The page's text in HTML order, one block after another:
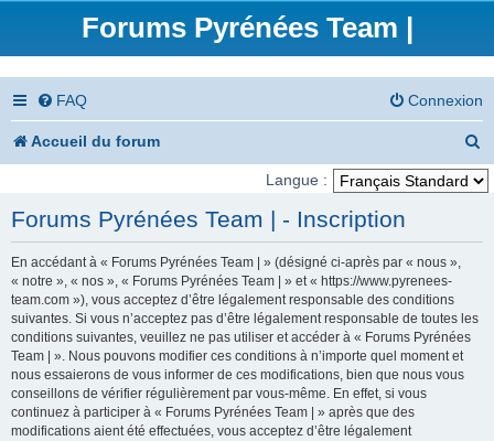
Forums Pyrénées Team |
FAQ Connexion
Accueil du forum
e
h
Langue :
Forums Pyrénées Team | - Inscription
En accédant à « Forums Pyrénées Team | » (désigné ci-après par « nous »,
« notre », « nos », « Forums Pyrénées Team | » et « https://www.pyrenees-
team.com »), vous acceptez d’être légalement responsable des conditions
suivantes. Si vous n’acceptez pas d’être légalement responsable de toutes les
conditions suivantes, veuillez ne pas utiliser et accéder à « Forums Pyrénées
Team | ». Nous pouvons modifier ces conditions à n’importe quel moment et
nous essaierons de vous informer de ces modifications, bien que nous vous
conseillons de vérifier régulièrement par vous-même. En effet, si vous
continuez à participer à « Forums Pyrénées Team | » après que des
modifications aient été effectuées, vous acceptez d’être légalement